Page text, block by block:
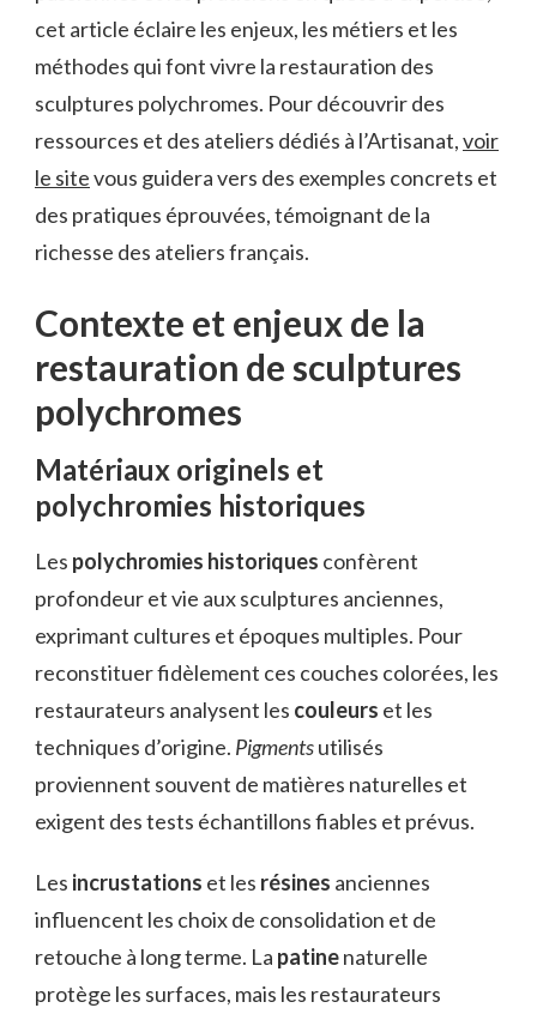
cet article éclaire les enjeux, les métiers et les
méthodes qui font vivre la restauration des
sculptures polychromes. Pour découvrir des
ressources et des ateliers dédiés à l’Artisanat,voir
le sitevous guidera vers des exemples concrets et
des pratiques éprouvées, témoignant de la
richesse des ateliers français.
Contexte et enjeux de la
restauration de sculptures
polychromes
Matériaux originels et
polychromies historiques
Les polychromies historiques confèrent
profondeur et vie aux sculptures anciennes,
exprimant cultures et époques multiples. Pour
reconstituer fidèlement ces couches colorées, les
restaurateurs analysent les couleurs et les
techniques d’origine. Pigmentsutilisés
proviennent souvent de matières naturelles et
exigent des tests échantillons fiables et prévus.
Les incrustations et les résines anciennes
influencent les choix de consolidation et de
retouche à long terme. La patinenaturelle
protège les surfaces, mais les restaurateurs